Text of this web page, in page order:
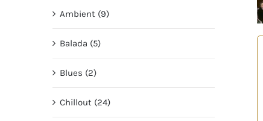
Ambient (9)
Balada (5)
Blues (2)
Chillout (24)